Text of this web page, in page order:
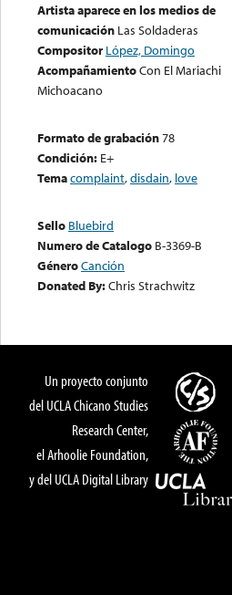
Artista aparece en los medios de
comunicación Las Soldaderas
Compositor López, Domingo
AcompañamientoCon El Mariachi
Michoacano
Formato de grabación78
Condición: E+
Temacomplaint,disdain, love
Sello Bluebird
Numero de Catalogo B-3369-B
GéneroCanción
Donated By:Chris Strachwitz
Un proyecto conjunto
del UCLA Chicano Studies
Research Center,
el Arhoolie Foundation,
y del UCLA Digital Library